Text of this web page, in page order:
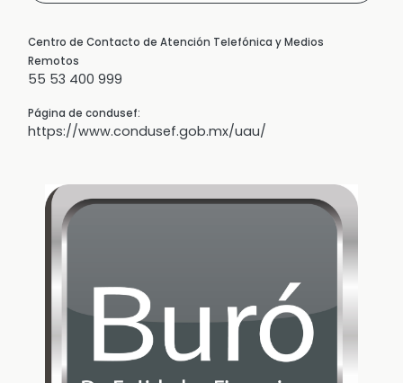
Centro de Contacto de Atención Telefónica y Medios
Remotos
55 53 400 999
Página de condusef:
https://www.condusef.gob.mx/uau/